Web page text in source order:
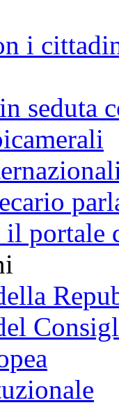
i
seduta
portale